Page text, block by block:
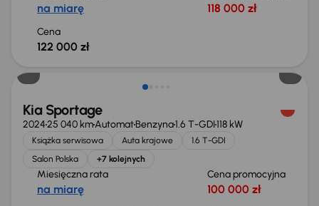
na miarę 118 000 zł
Cena
122 000 zł
Kia Sportage
202425 040 kmAutomatBenzyna1.6 T-GDI118 kW
Książka serwisowa Auta krajowe
1.6 T-GDI
Salon Polska
+7 kolejnych
Miesięczna rata
na miarę
Cena promocyjna
100 000 zł